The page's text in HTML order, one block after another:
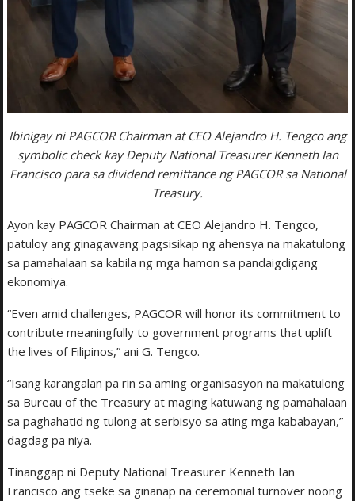
Ibinigay ni PAGCOR Chairman at CEO Alejandro H. Tengco ang
symbolic check kay Deputy National Treasurer Kenneth Ian
Francisco para sa dividend remittance ng PAGCOR sa National
Treasury.
Ayon kay PAGCOR Chairman at CEO Alejandro H. Tengco,
patuloy ang ginagawang pagsisikap ng ahensya na makatulong
sa pamahalaan sa kabila ng mga hamon sa pandaigdigang
ekonomiya.
“Even amid challenges, PAGCOR will honor its commitment to
contribute meaningfully to government programs that uplift
the lives of Filipinos,” ani G. Tengco.
“Isang karangalan pa rin sa aming organisasyon na makatulong
sa Bureau of the Treasury at maging katuwang ng pamahalaan
sa paghahatid ng tulong at serbisyo sa ating mga kababayan,”
dagdag pa niya.
Tinanggap ni Deputy National Treasurer Kenneth Ian
Francisco ang tseke sa ginanap na ceremonial turnover noong